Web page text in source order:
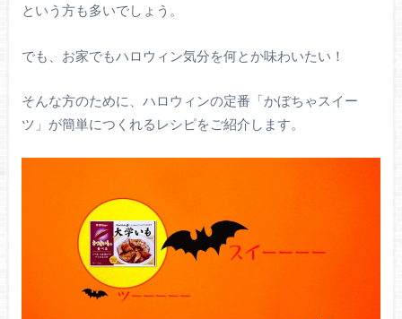
という方も多いでしょう。
でも、お家でもハロウィン気分を何とか味わいたい！
そんな方のために、ハロウィンの定番「かぼちゃスイー
ツ」が簡単につくれるレシピをご紹介します。